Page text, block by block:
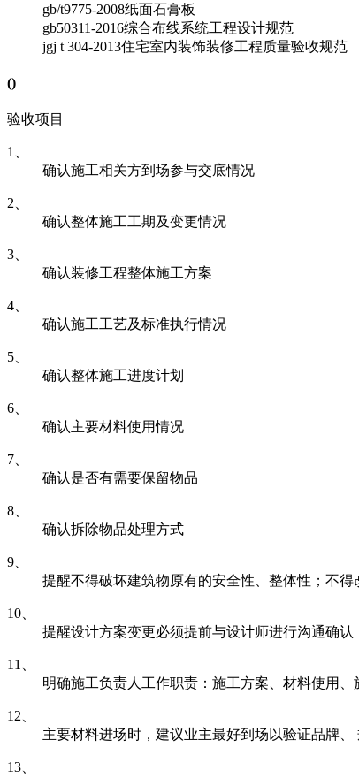
gb/t9775-2008纸面石膏板
gb50311-2016综合布线系统工程设计规范
jgj t 304-2013住宅室内装饰装修工程质量验收规范
()
验收项目
1、
确认施工相关方到场参与交底情况
2、
确认整体施工工期及变更情况
3、
确认装修工程整体施工方案
4、
确认施工工艺及标准执行情况
5、
确认整体施工进度计划
6、
确认主要材料使用情况
7、
确认是否有需要保留物品
8、
确认拆除物品处理方式
9、
提醒不得破坏建筑物原有的安全性、整体性；不得
10、
提醒设计方案变更必须提前与设计师进行沟通确认
11、
明确施工负责人工作职责：施工方案、材料使用
12、
主要材料进场时，建议业主最好到场以验证品牌、
13、